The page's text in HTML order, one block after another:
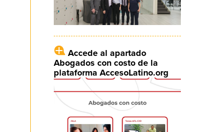
Accede al apartado
Abogados con costo de la
plataforma AccesoLatino.org